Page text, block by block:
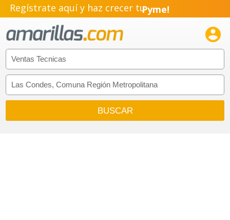
Regístrate aquí y haz crecer tuPyme!
Emprendimiento!
